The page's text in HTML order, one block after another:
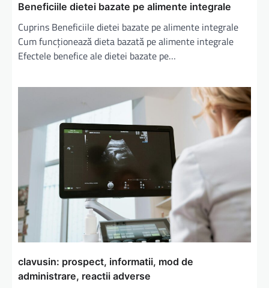
Beneficiile dietei bazate pe alimente integrale
Cuprins Beneficiile dietei bazate pe alimente integrale
Cum funcționează dieta bazată pe alimente integrale
Efectele benefice ale dietei bazate pe…
clavusin: prospect, informatii, mod de
administrare, reactii adverse